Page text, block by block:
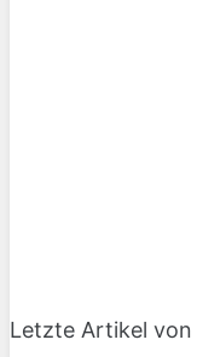
Letzte Artikel von